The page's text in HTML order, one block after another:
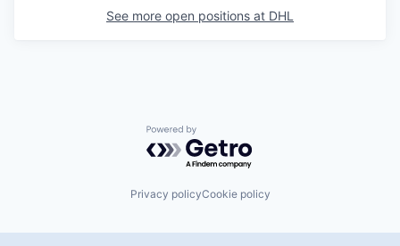
See more open positions at DHL
Powered by Getro.com
Privacy policyCookie policy